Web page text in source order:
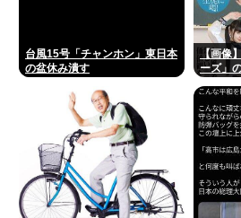
台風15号「チャンホン」東日本
の盆休み潰す
【画像
ーズ」